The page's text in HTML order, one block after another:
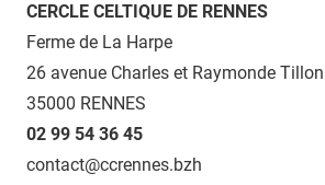
CERCLE CELTIQUE DE RENNES
Ferme de La Harpe
26 avenue Charles et Raymonde Tillon
35000 RENNES
02 99 54 36 45
contact@ccrennes.bzh